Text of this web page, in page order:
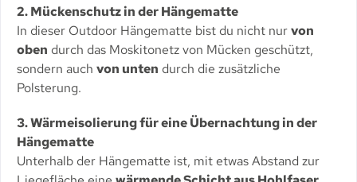
2. Mückenschutz in der Hängematte
In dieser Outdoor Hängematte bist du nicht nurvon
oben durch das Moskitonetz von Mücken geschützt,
sondern auch von unten durch die zusätzliche
Polsterung.
3. Wärmeisolierung für eine Übernachtung in der
Hängematte
Unterhalb der Hängematte ist, mit etwas Abstand zur